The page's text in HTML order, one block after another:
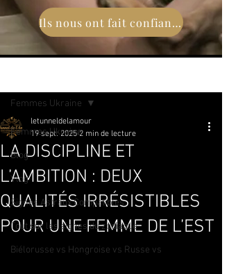
Ils nous ont fait confiance
Femmes Ukraine
Blog
Vlog
Signes Astraux Compatibles
Tout sur les signes du zodiaque
Biélorusse vs Hongroise vs Russe vs
Femmes Ukraine
LA DISCIPLINE ET
L’AMBITION : DEUX
QUALITÉS IRRÉSISTIBLES
POUR UNE FEMME DE L’EST
letunneldelamour
19 sept. 2025 2 min de lecture